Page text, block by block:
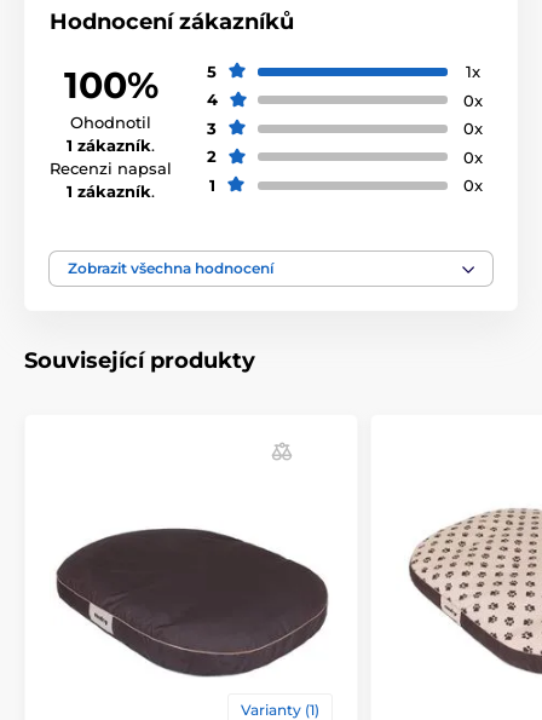
Vybrat správnou velikost vám pomůže následující
tabulka. (*Naše matrace Reedog jsou ručně šité, a tak
se může stát, že velikost se bude mírně lišit,
maximálně však o 2 - 4cm.)
Produkt je zařazen v kategoriích
Pelíšky a boudy Matrace
Hodnocení zákazníků
100%
Ohodnotil
1 zákazník.
Recenzi napsal
1 zákazník.
5
1x
4
0x
3
0x
2
0x
1
0x
Zobrazit všechna hodnocení
Související produkty
Varianty (1)